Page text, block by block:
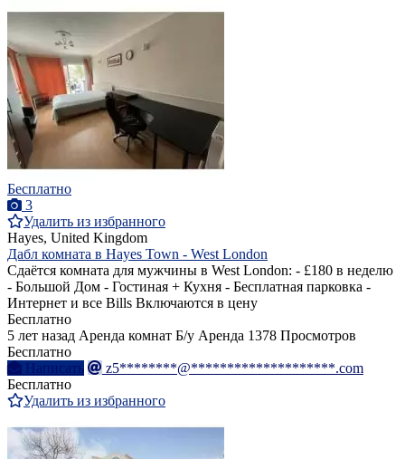
Бесплатно
3
Удалить из избранного
Hayes, United Kingdom
Дабл комната в Hayes Town - West London
Сдаётся комната для мужчины в West London: - £180 в неделю
- Большой Дом - Гостиная + Кухня - Бесплатная парковка -
Интернет и все Bills Включаются в цену
Бесплатно
5 лет назад Аренда комнат Б/у Аренда 1378 Просмотров
Бесплатно
Написать
z5********@********************.com
Бесплатно
Удалить из избранного